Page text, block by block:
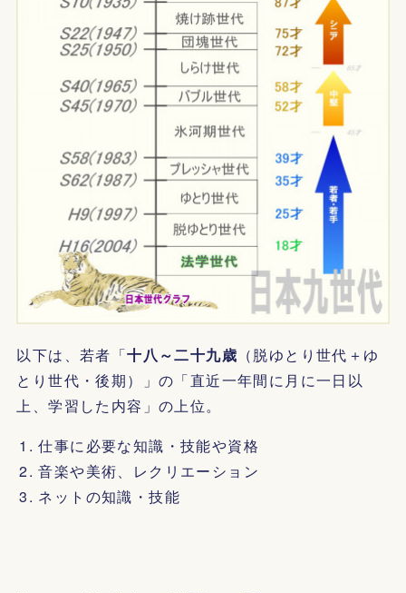
以下は、若者「十八～二十九歳 （脱ゆとり世代＋ゆ
とり世代・後期）」の「直近一年間に月に一日以
上、学習した内容」の上位。
仕事に必要な知識・技能や資格
音楽や美術、レクリエーション
ネットの知識・技能